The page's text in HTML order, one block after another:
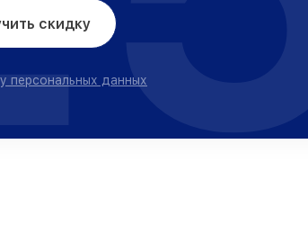
скидку
персональных данных